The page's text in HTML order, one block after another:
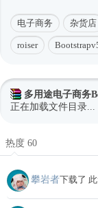
电子商务 杂货店
roiser
多用途电子商务
正在加载文件目录...
热度 60
攀岩者下载了